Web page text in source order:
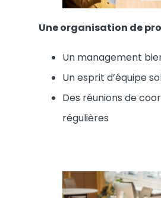
Une organisation de
Un management
Un esprit d’équipe
Des réunions de
régulières